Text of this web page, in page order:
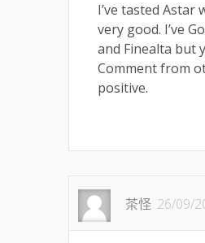
I’ve tasted Astar
very good. I’ve
and Finealta but
Comment from
positive.
茶怪 26/09/